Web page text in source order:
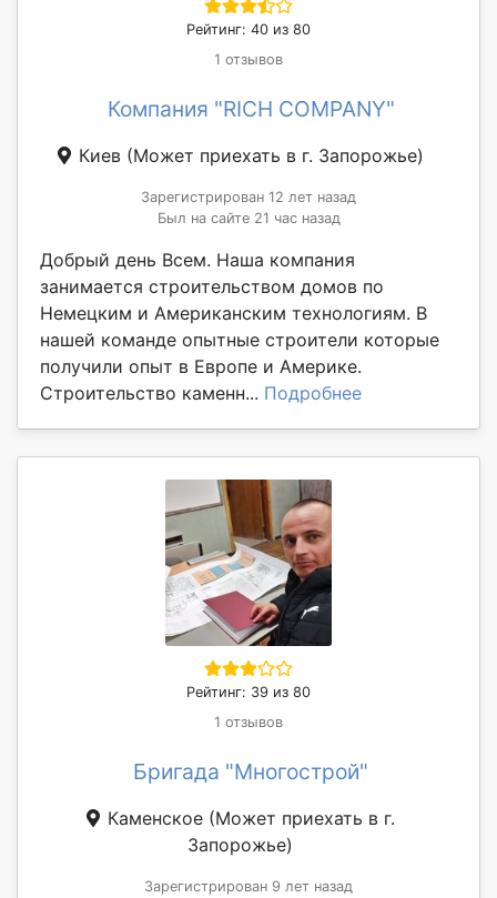
Рейтинг: 40 из 80
1 отзывов
Компания "RICH COMPANY"
Киев (Может приехать в г. Запорожье)
Зарегистрирован 12 лет назад
Был на сайте 21 час назад
Добрый день Всем. Наша компания
занимается строительством домов по
Немецким и Американским технологиям. В
нашей команде опытные строители которые
получили опыт в Европе и Америке.
Строительство каменн... Подробнее
Рейтинг: 39 из 80
1 отзывов
Бригада "Многострой"
Каменское (Может приехать в г.
Запорожье)
Зарегистрирован 9 лет назад